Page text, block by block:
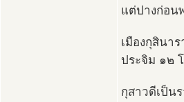
แต่ปางก่อน
เมืองกุสินา
ประจิม ๑๒
กุสาวดีเป็น